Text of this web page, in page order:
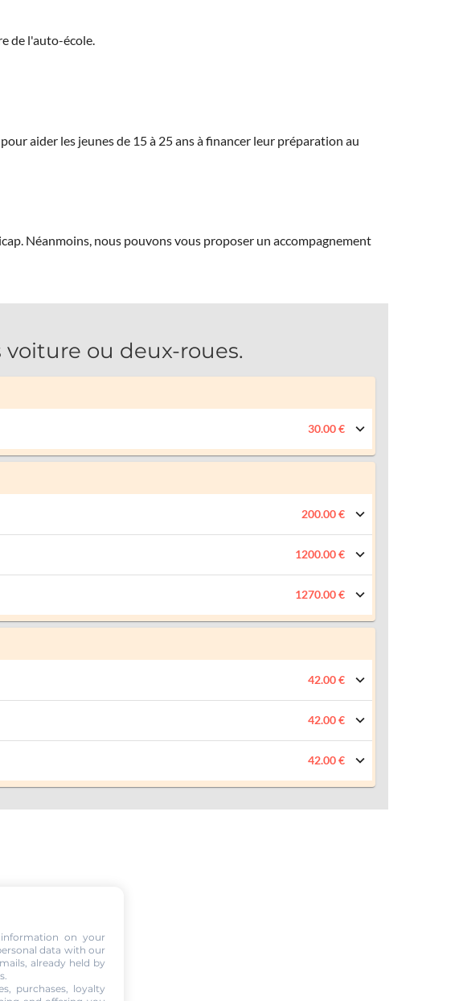
de l'auto-école.
aider les jeunes de 15 à 25 ans à financer leur préparation au
Néanmoins, nous pouvons vous proposer un accompagnement
voiture ou deux-roues.
30.00 €
200.00 €
1200.00 €
1270.00 €
42.00 €
42.00 €
42.00 €
on your
data with our
already held by
purchases, loyalty